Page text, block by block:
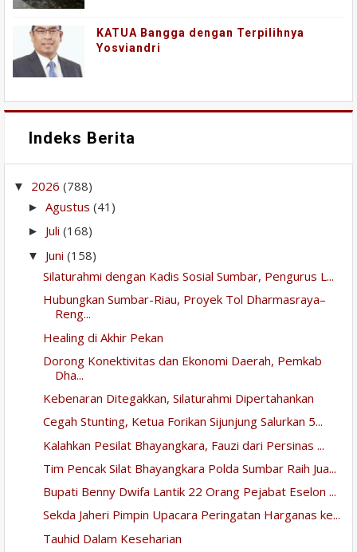
KATUA Bangga dengan Terpilihnya
Yosviandri
Indeks Berita
▼ 2026 (788)
► Agustus (41)
► Juli (168)
▼ Juni (158)
Silaturahmi dengan Kadis Sosial Sumbar, Pengurus L...
Hubungkan Sumbar-Riau, Proyek Tol Dharmasraya–
Reng...
Healing di Akhir Pekan
Dorong Konektivitas dan Ekonomi Daerah, Pemkab
Dha...
Kebenaran Ditegakkan, Silaturahmi Dipertahankan
Cegah Stunting, Ketua Forikan Sijunjung Salurkan 5...
Kalahkan Pesilat Bhayangkara, Fauzi dari Persinas ...
Tim Pencak Silat Bhayangkara Polda Sumbar Raih Jua...
Bupati Benny Dwifa Lantik 22 Orang Pejabat Eselon ...
Sekda Jaheri Pimpin Upacara Peringatan Harganas ke...
Tauhid Dalam Keseharian